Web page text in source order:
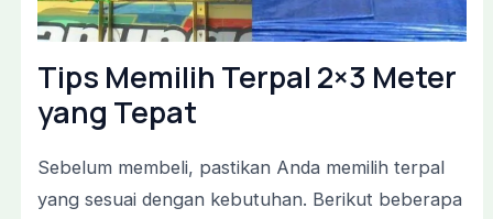
Tips Memilih Terpal 2×3 Meter
yang Tepat
Sebelum membeli, pastikan Anda memilih terpal
yang sesuai dengan kebutuhan. Berikut beberapa